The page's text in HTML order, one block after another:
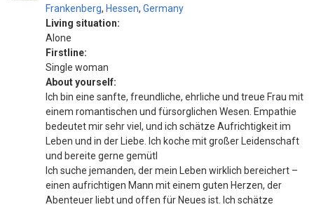
Frankenberg, Hessen, Germany
Living situation:
Alone
Firstline:
Single woman
About yourself:
Ich bin eine sanfte, freundliche, ehrliche und treue Frau mit
einem romantischen und fürsorglichen Wesen. Empathie
bedeutet mir sehr viel, und ich schätze Aufrichtigkeit im
Leben und in der Liebe. Ich koche mit großer Leidenschaft
und bereite gerne gemütl
Ich suche jemanden, der mein Leben wirklich bereichert –
einen aufrichtigen Mann mit einem guten Herzen, der
Abenteuer liebt und offen für Neues ist. Ich schätze